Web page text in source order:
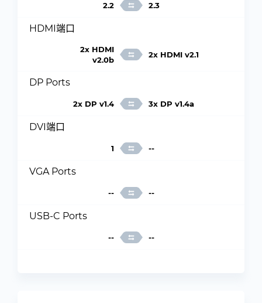
2.2 2.3
HDMI端口
2x HDMI
v2.0b
2x HDMI v2.1
DP Ports
2x DP v1.4 3x DP v1.4a
DVI端口
1 --
VGA Ports
-- --
USB-C Ports
-- --